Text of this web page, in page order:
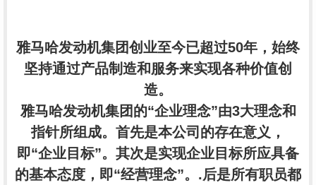
雅马哈发动机集团创业至今已超过50年，始终
坚持通过产品制造和服务来实现各种价值创
造。
雅马哈发动机集团的“企业理念”由3大理念和
指针所组成。首先是本公司的存在意义，
即“企业目标”。其次是实现企业目标所应具备
的基本态度，即“经营理念”。.后是所有职员都